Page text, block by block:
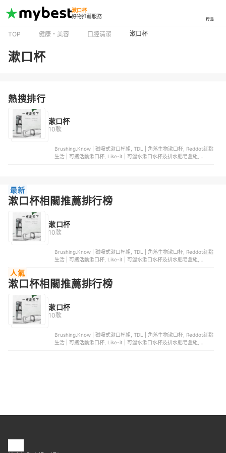
漱口杯
好物推薦服務
搜尋
TOP 健康・美容 口腔清潔 漱口杯
漱口杯
熱搜排行
漱口杯
10款
Brushing.Know | 磁吸式漱口杯組, TDL | 角落生物漱口杯, Reddot紅點
生活 | 可攜活動漱口杯, Like-it | 可瀝水漱口水杯及排水肥皂盒組,
最新
漱口杯相關推薦排行榜
漱口杯
10款
Brushing.Know | 磁吸式漱口杯組, TDL | 角落生物漱口杯, Reddot紅點
生活 | 可攜活動漱口杯, Like-it | 可瀝水漱口水杯及排水肥皂盒組,
人氣
漱口杯相關推薦排行榜
漱口杯
10款
Brushing.Know | 磁吸式漱口杯組, TDL | 角落生物漱口杯, Reddot紅點
生活 | 可攜活動漱口杯, Like-it | 可瀝水漱口水杯及排水肥皂盒組,